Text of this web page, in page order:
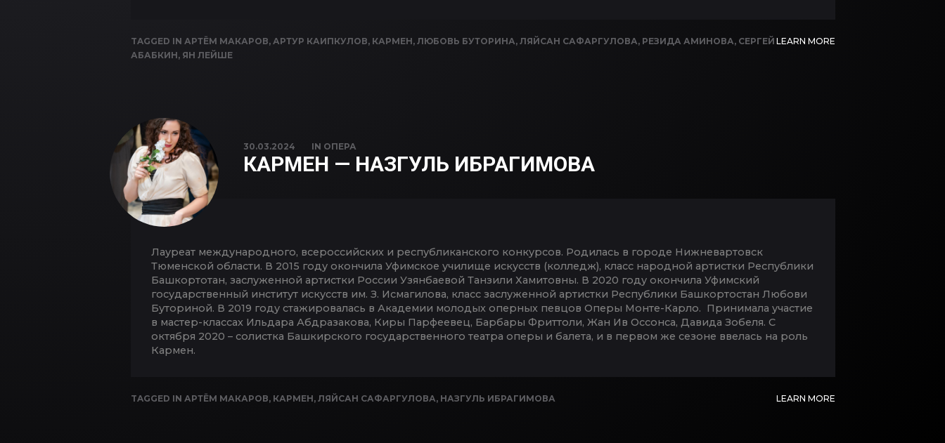
TAGGED IN АРТЁМ МАКАРОВ, АРТУР КАИПКУЛОВ, КАРМЕН, ЛЮБОВЬ БУТОРИНА, ЛЯЙСАН САФАРГУЛОВА, РЕЗИДА АМИНОВА, СЕРГЕЙ
АБАБКИН, ЯН ЛЕЙШЕ
LEARN MORE
30.03.2024 IN ОПЕРА
КАРМЕН — НАЗГУЛЬ ИБРАГИМОВА
Лауреат международного, всероссийских и республиканского конкурсов. Родилась в городе Нижневартовск
Тюменской области. В 2015 году окончила Уфимское училище искусств (колледж), класс народной артистки Республики
Башкортотан, заслуженной артистки России Узянбаевой Танзили Хамитовны. В 2020 году окончила Уфимский
государственный институт искусств им. З. Исмагилова, класс заслуженной артистки Республики Башкортостан Любови
Буториной. В 2019 году стажировалась в Академии молодых оперных певцов Оперы Монте-Карло. Принимала участие
в мастер-классах Ильдара Абдразакова, Киры Парфеевец, Барбары Фриттоли, Жан Ив Оссонса, Давида Зобеля. С
октября 2020 – солистка Башкирского государственного театра оперы и балета, и в первом же сезоне ввелась на роль
Кармен.
TAGGED IN АРТЁМ МАКАРОВ, КАРМЕН, ЛЯЙСАН САФАРГУЛОВА, НАЗГУЛЬ ИБРАГИМОВА LEARN MORE